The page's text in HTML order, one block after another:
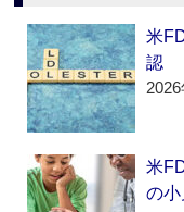
米
認
米
の